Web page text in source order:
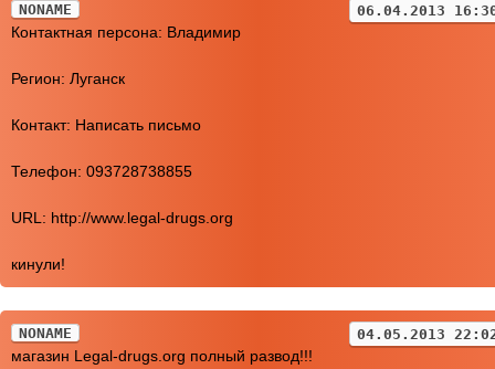
NONAME 06.04.2013
Контактная персона: Владимир
Регион: Луганск
Контакт: Написать письмо
Телефон: 093728738855
URL: http://www.legal-drugs.org
кинули!
NONAME 04.05.2013
магазин Legal-drugs.org полный развод!!!